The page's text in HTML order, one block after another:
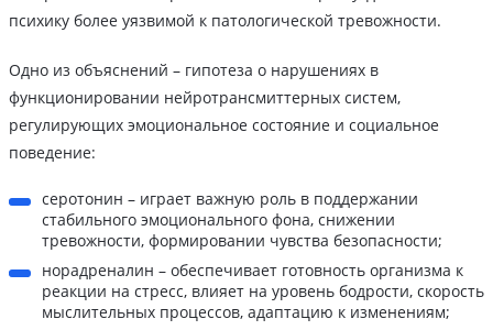
психику более уязвимой к патологической тревожности.
Одно из объяснений – гипотеза о нарушениях в
функционировании нейротрансмиттерных систем,
регулирующих эмоциональное состояние и социальное
поведение:
серотонин – играет важную роль в поддержании
стабильного эмоционального фона, снижении
тревожности, формировании чувства безопасности;
норадреналин – обеспечивает готовность организма к
реакции на стресс, влияет на уровень бодрости, скорость
мыслительных процессов, адаптацию к изменениям;